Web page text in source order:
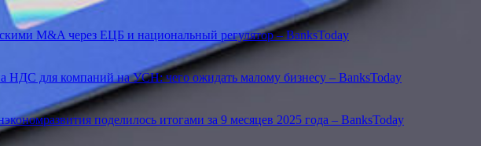
M&A через ЕЦБ и национальный регулятор – BanksToday
НДС для компаний на УСН: чего ожидать малому бизнесу – BanksToday
поделилось итогами за 9 месяцев 2025 года – BanksToday